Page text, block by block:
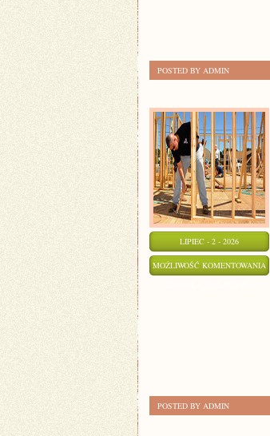
POSTED BY ADMIN
LIPIEC - 2 - 2026
MOŻLIWOŚĆ KOMENTOWANIA
POSTED BY ADMIN